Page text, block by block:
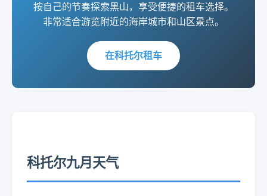
按自己的节奏探索黑山，享受便捷的租车选择。
非常适合游览附近的海岸城市和山区景点。
在科托尔租车
科托尔九月天气